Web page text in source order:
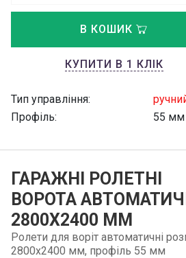
В КОШИК
КУПИТИ В 1 КЛІК
Тип управління:
Профіль:
55 мм
ГАРАЖНІ РОЛЕТНІ
ВОРОТА
2800Х2400 ММ
Ролети для воріт автоматичні
2800х2400 мм, профіль 55 мм